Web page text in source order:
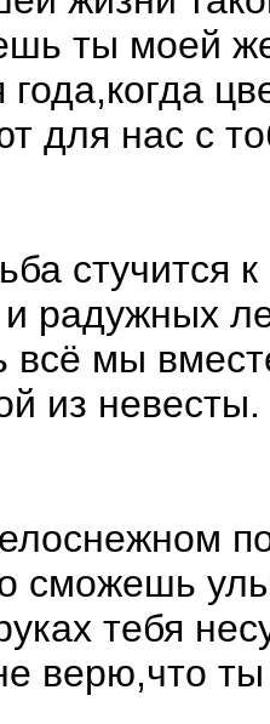
ты моей
для нас с
стучится
радужных
всё мы
из невесты.
сможешь
тебя
верю,что